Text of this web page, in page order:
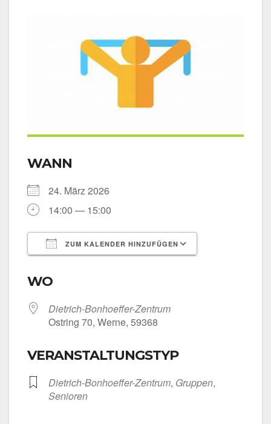
WANN
24. März 2026
14:00 — 15:00
ZUM KALENDER HINZUFÜGEN
WO
Dietrich-Bonhoeffer-Zentrum
Ost­ring 70, Wer­ne, 59368
VERANSTALTUNGSTYP
Dietrich-Bonhoeffer-Zentrum, Grup­pen,
Senio­ren